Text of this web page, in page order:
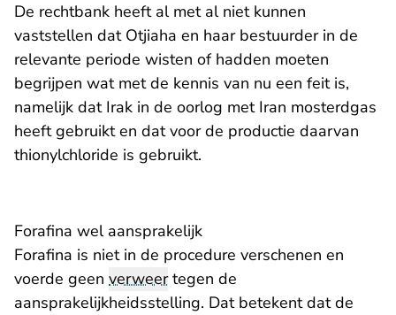
De rechtbank heeft al met al niet kunnen
vaststellen dat Otjiaha en haar bestuurder in de
relevante periode wisten of hadden moeten
begrijpen wat met de kennis van nu een feit is,
namelijk dat Irak in de oorlog met Iran mosterdgas
heeft gebruikt en dat voor de productie daarvan
thionylchloride is gebruikt.
Forafina wel aansprakelijk
Forafina is niet in de procedure verschenen en
voerde geen verweertegen de
aansprakelijkheidsstelling. Dat betekent dat de